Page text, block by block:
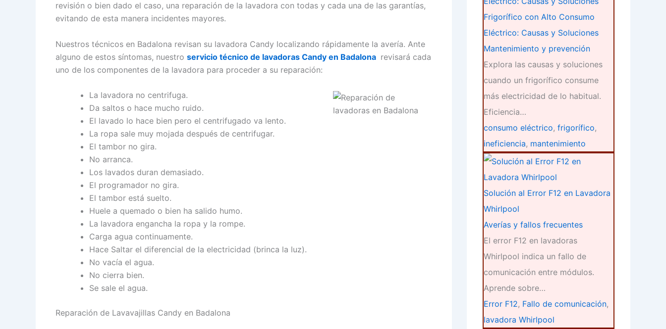
revisión o bien dado el caso, una reparación de la lavadora con todas y cada una de las garantías,
evitando de esta manera incidentes mayores.
Nuestros técnicos en Badalona revisan su lavadora Candy localizando rápidamente la avería. Ante
alguno de estos síntomas, nuestro servicio técnico de lavadoras Candy en Badalona revisará cada
uno de los componentes de la lavadora para proceder a su reparación:
La lavadora no centrifuga.
Da saltos o hace mucho ruido.
El lavado lo hace bien pero el centrifugado va lento.
La ropa sale muy mojada después de centrifugar.
El tambor no gira.
No arranca.
Los lavados duran demasiado.
El programador no gira.
El tambor está suelto.
Huele a quemado o bien ha salido humo.
La lavadora engancha la ropa y la rompe.
Carga agua continuamente.
Hace Saltar el diferencial de la electricidad (brinca la luz).
No vacía el agua.
No cierra bien.
Se sale el agua.
Reparación de Lavavajillas Candy en Badalona
Frigorífico con Alto Consumo
Eléctrico: Causas y Soluciones
Mantenimiento y prevención
Explora las causas y soluciones
cuando un frigorífico consume
más electricidad de lo habitual.
Eficiencia…
consumo eléctrico, frigorífico,
ineficiencia, mantenimiento
Solución al Error F12 en Lavadora
Whirlpool
Averías y fallos frecuentes
El error F12 en lavadoras
Whirlpool indica un fallo de
comunicación entre módulos.
Aprende sobre…
Error F12, Fallo de comunicación,
lavadora Whirlpool